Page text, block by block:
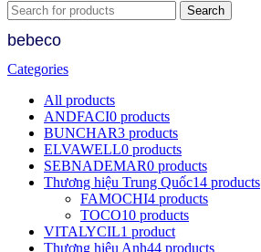
Search
bebeco
Categories
All products
ANDFACI0 products
BUNCHAR3 products
ELVAWELL0 products
SEBNADEMAR0 products
Thương hiệu Trung Quốc14 products
FAMOCHI4 products
TOCO10 products
VITALYCIL1 product
Thương hiệu Anh44 products